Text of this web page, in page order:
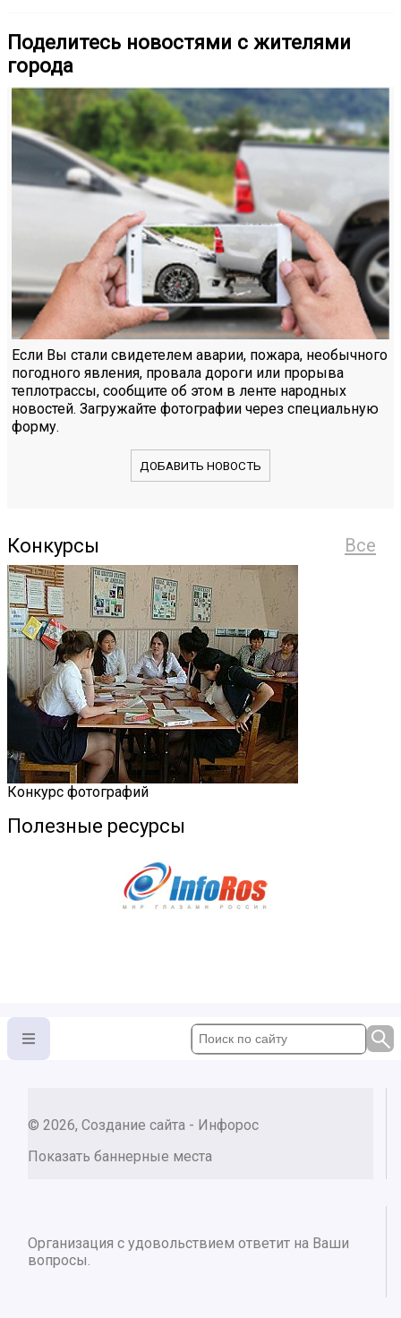
Поделитесь новостями с жителями
города
Если Вы стали свидетелем аварии, пожара, необычного
погодного явления, провала дороги или прорыва
теплотрассы, сообщите об этом в ленте народных
новостей. Загружайте фотографии через специальную
форму.
ДОБАВИТЬ НОВОСТЬ
Все
Конкурсы
Конкурс фотографий
Полезные ресурсы
© 2026, Создание сайта - Инфорос
Показать баннерные места
Организация с удовольствием ответит на Ваши
вопросы.